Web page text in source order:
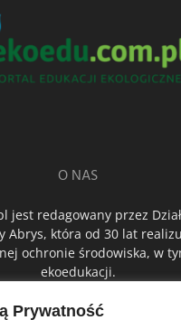
Prywatność
O NAS
jest redagowany przez
Abrys, która od 30 lat
ochronie środowiska, w
ekoedukacji.